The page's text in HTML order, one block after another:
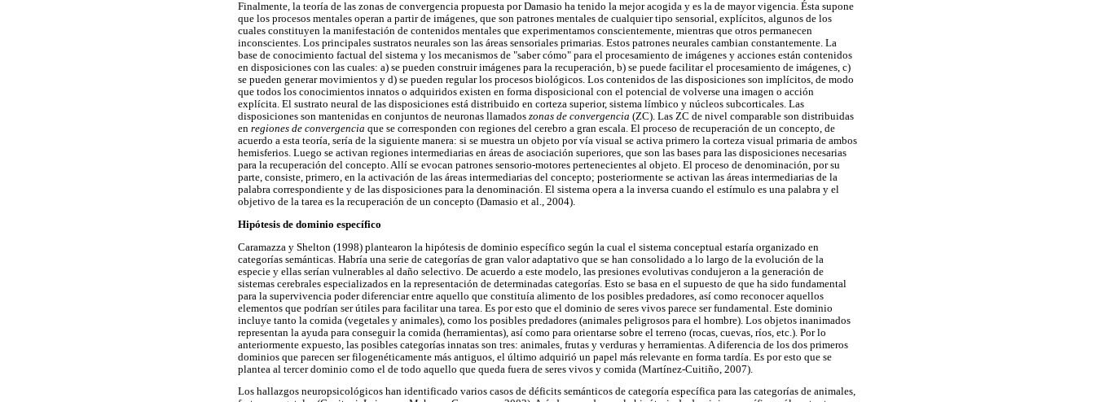
Finalmente, la teoría de las zonas de convergencia propuesta por Damasio ha tenido la mejor acogida y es la de mayor vigencia. Ésta supone
que los procesos mentales operan a partir de imágenes, que son patrones mentales de cualquier tipo sensorial, explícitos, algunos de los
cuales constituyen la manifestación de contenidos mentales que experimentamos conscientemente, mientras que otros permanecen
inconscientes. Los principales sustratos neurales son las áreas sensoriales primarias. Estos patrones neurales cambian constantemente. La
base de conocimiento factual del sistema y los mecanismos de "saber cómo" para el procesamiento de imágenes y acciones están contenidos
en disposiciones con las cuales: a) se pueden construir imágenes para la recuperación, b) se puede facilitar el procesamiento de imágenes, c)
se pueden generar movimientos y d) se pueden regular los procesos biológicos. Los contenidos de las disposiciones son implícitos, de modo
que todos los conocimientos innatos o adquiridos existen en forma disposicional con el potencial de volverse una imagen o acción
explícita. El sustrato neural de las disposiciones está distribuido en corteza superior, sistema límbico y núcleos subcorticales. Las
disposiciones son mantenidas en conjuntos de neuronas llamados zonas de convergencia (ZC). Las ZC de nivel comparable son distribuidas
en regiones de convergencia que se corresponden con regiones del cerebro a gran escala. El proceso de recuperación de un concepto, de
acuerdo a esta teoría, sería de la siguiente manera: si se muestra un objeto por vía visual se activa primero la corteza visual primaria de ambos
hemisferios. Luego se activan regiones intermediarias en áreas de asociación superiores, que son las bases para las disposiciones necesarias
para la recuperación del concepto. Allí se evocan patrones sensorio-motores pertenecientes al objeto. El proceso de denominación, por su
parte, consiste, primero, en la activación de las áreas intermediarias del concepto; posteriormente se activan las áreas intermediarias de la
palabra correspondiente y de las disposiciones para la denominación. El sistema opera a la inversa cuando el estímulo es una palabra y el
objetivo de la tarea es la recuperación de un concepto (Damasio et al., 2004).
Hipótesis de dominio específico
Caramazza y Shelton (1998) plantearon la hipótesis de dominio específico según la cual el sistema conceptual estaría organizado en
categorías semánticas. Habría una serie de categorías de gran valor adaptativo que se han consolidado a lo largo de la evolución de la
especie y ellas serían vulnerables al daño selectivo. De acuerdo a este modelo, las presiones evolutivas condujeron a la generación de
sistemas cerebrales especializados en la representación de determinadas categorías. Esto se basa en el supuesto de que ha sido fundamental
para la supervivencia poder diferenciar entre aquello que constituía alimento de los posibles predadores, así como reconocer aquellos
elementos que podrían ser útiles para facilitar una tarea. Es por esto que el dominio de seres vivos parece ser fundamental. Este dominio
incluye tanto la comida (vegetales y animales), como los posibles predadores (animales peligrosos para el hombre). Los objetos inanimados
representan la ayuda para conseguir la comida (herramientas), así como para orientarse sobre el terreno (rocas, cuevas, ríos, etc.). Por lo
anteriormente expuesto, las posibles categorías innatas son tres: animales, frutas y verduras y herramientas. A diferencia de los dos primeros
dominios que parecen ser filogenéticamente más antiguos, el último adquirió un papel más relevante en forma tardía. Es por esto que se
plantea al tercer dominio como el de todo aquello que queda fuera de seres vivos y comida (Martínez-Cuitiño, 2007).
Los hallazgos neuropsicológicos han identificado varios casos de déficits semánticos de categoría específica para las categorías de animales,